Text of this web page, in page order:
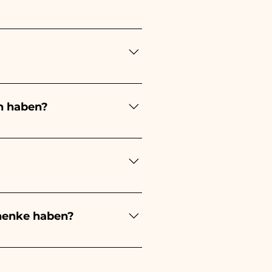
lange! Der Zeitpunkt
stattfindet, kontaktieren
haben?
je nach Art der
wird es weiß sein -
kümmern müssen.
haben?
an, außerdem